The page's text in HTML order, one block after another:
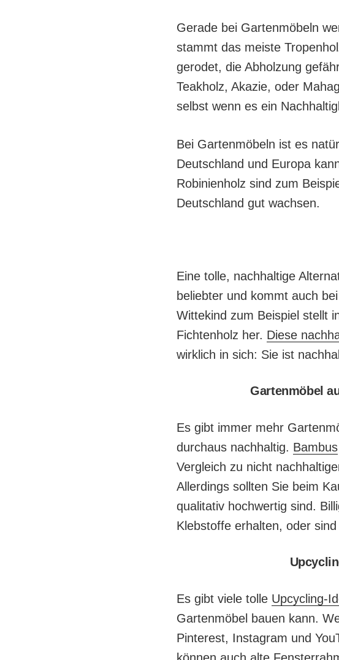
Gerade bei Gartenmöbeln
stammt das meiste
gerodet, die Abholzung
Teakholz, Akazie, oder
selbst wenn es ein
Bei Gartenmöbeln ist es
Deutschland und Europa
Robinienholz sind zum
Deutschland gut wachsen.
Eine tolle, nachhaltige
beliebter und kommt auch
Wittekind zum Beispiel stellt
Fichtenholz her. Diese
wirklich in sich: Sie ist
Gartenmöbel
Es gibt immer mehr
durchaus nachhaltig. Bambus
Vergleich zu nicht
Allerdings sollten Sie beim
qualitativ hochwertig sind.
Klebstoffe erhalten, oder
Es gibt viele tolle Upcycling-
Gartenmöbel bauen kann.
Pinterest, Instagram und